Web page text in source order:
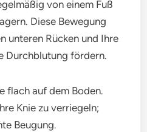
von einem Fuß
Diese Bewegung
unteren Rücken und Ihre
Durchblutung fördern.
flach auf dem Boden.
Knie zu verriegeln;
Beugung.